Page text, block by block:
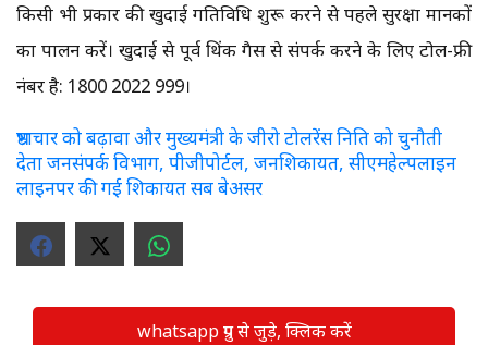
किसी भी प्रकार की खुदाई गतिविधि शुरू करने से पहले सुरक्षा मानकों
का पालन करें। खुदाई से पूर्व थिंक गैस से संपर्क करने के लिए टोल-फ्री
नंबर है: 1800 2022 999।
भ्रष्टाचार को बढ़ावा और मुख्यमंत्री के जीरो टोलरेंस निति को चुनौती
देता जनसंपर्क विभाग, पीजीपोर्टल, जनशिकायत, सीएमहेल्पलाइन
लाइनपर की गई शिकायत सब बेअसर
whatsapp ग्रुप से जुड़े, क्लिक करें